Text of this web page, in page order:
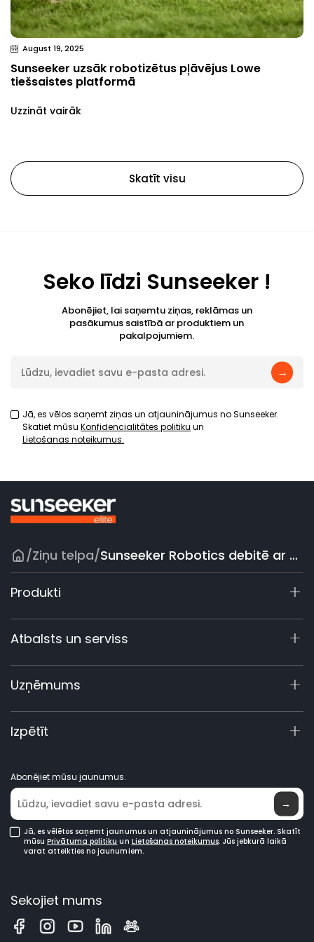
August 19, 2025
Sunseeker uzsāk robotizētus pļāvējus Lowe
tiešsaistes platformā
Uzzināt vairāk
Skatīt visu
Seko līdzi Sunseeker !
Abonējiet, lai saņemtu ziņas, reklāmas un
pasākumus saistībā ar produktiem un
pakalpojumiem.
→
Jā, es vēlos saņemt ziņas un atjauninājumus no Sunseeker.
Skatiet mūsu Konfidencialitātes politiku un
Lietošanas noteikumus.
/Ziņu telpa/ Sunseeker Robotics debitē ar savu pirmo ar LiDAR aprīkotu robotizēto pļāvēju Spoga+Gafa 2025
Produkti
X9 sērija
X4
X3 Gen 2
60 V komerciālie
Piederumi
Atbalsts un serviss
Atbalsta centrs
Garantijas reģistrācija
Produktu vaicājumi
Rokasgrāmatas un video
Uzņēmums
Par mums
Elite laboratorija
Kur iegādāties
Izpētīt
Abonējiet mūsu jaunumus.
→
Jā, es vēlētos saņemt jaunumus un atjauninājumus no Sunseeker. Skatīt
mūsu Privātuma politiku un Lietošanas noteikumus. Jūs jebkurā laikā
varat atteikties no jaunumiem.
Sekojiet mums